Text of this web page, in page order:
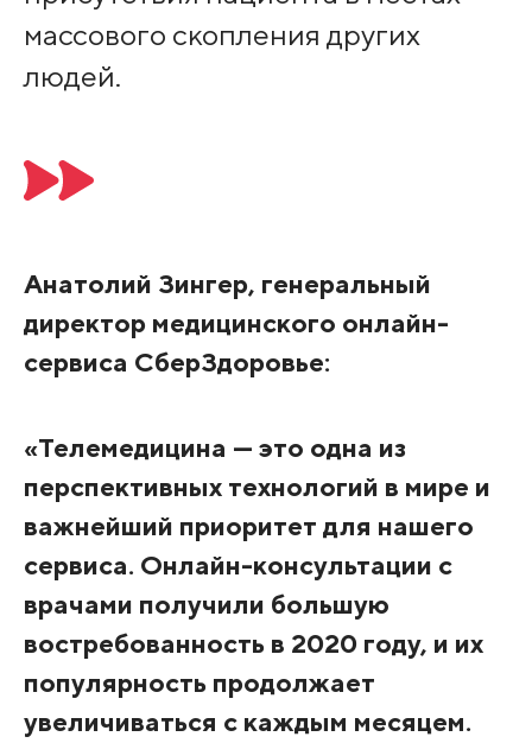
массового скопления других
людей.
Анатолий Зингер, генеральный
директор медицинского онлайн-
сервиса СберЗдоровье:
«Телемедицина — это одна из
перспективных технологий в мире и
важнейший приоритет для нашего
сервиса. Онлайн-консультации с
врачами получили большую
востребованность в 2020 году, и их
популярность продолжает
увеличиваться с каждым месяцем.